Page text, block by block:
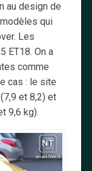
au design de
modèles qui
Les
ET18. On a
comme
cas : le site
et 8,2) et
9,6 kg).